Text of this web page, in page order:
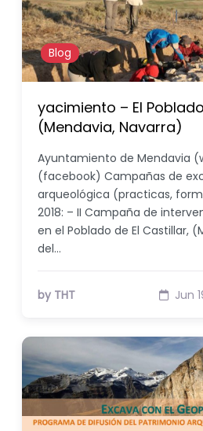
Blog
yacimiento – El
(Mendavia, Navarra)
Ayuntamiento de Mendavia
(facebook) Campañas de
arqueológica (practicas,
2018: – II Campaña de
en el Poblado de El Castillar,
del…
by THT Jun